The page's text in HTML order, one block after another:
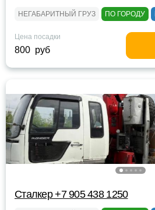
НЕГАБАРИТНЫЙ ГРУЗ ПО ГОРОДУ
Цена посадки
800 руб
Сталкер +7 905 438 1250